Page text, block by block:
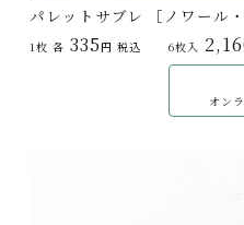
パレットサブレ ［ノワール・
1枚 各 335 円 税込 6枚入
オン